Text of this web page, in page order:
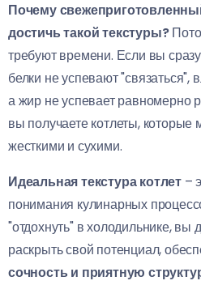
Почему
достичь такой текстуры?
требуют времени. Если вы
белки не успевают "связаться",
а жир не успевает равномерно
вы получаете котлеты, которые
жесткими и сухими.
Идеальная текстура котлет –
понимания кулинарных
"отдохнуть" в холодильнике, вы
раскрыть свой потенциал,
сочность и приятную